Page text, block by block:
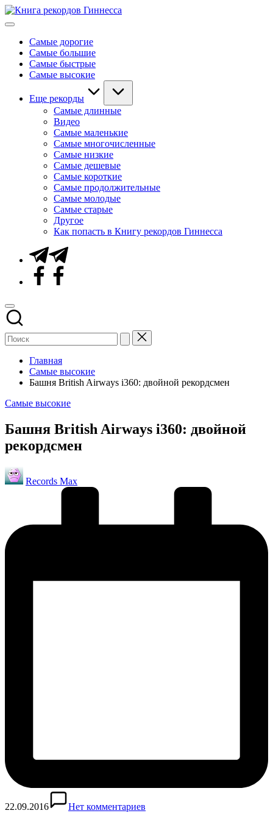
Перейти
к
Мировые
ГиннессаСамые дорогие
Самые большие
Самые быстрые
Самые высокие
Еще рекорды
Самые длинные
Видео
Самые маленькие
Самые многочисленные
Самые низкие
Самые дешевые
Самые короткие
Самые продолжительные
Самые молодые
Самые старые
Другое
Как попасть в Книгу рекордов Гиннесса
Telegram
Facebook
Главная
Самые высокие
Башня British Airways i360: двойной рекордсмен
Опубликовано
Самые высокие
Башня British Airways i360: двойной
рекордсмен
Запись
от
Records Max
22.09.2016 Нет комментариев